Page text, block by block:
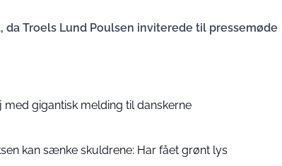
da Troels Lund Poulsen inviterede til pressemøde
med gigantisk melding til danskerne
kan sænke skuldrene: Har fået grønt lys